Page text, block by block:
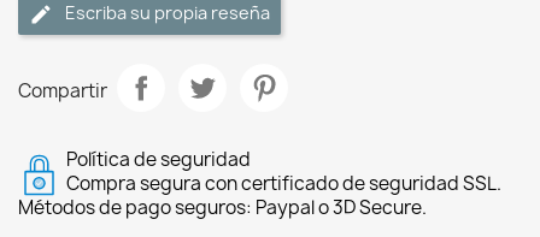
Escriba su propia reseña
Compartir
Política de seguridad
Compra segura con certificado de seguridad SSL.
Métodos de pago seguros: Paypal o 3D Secure.